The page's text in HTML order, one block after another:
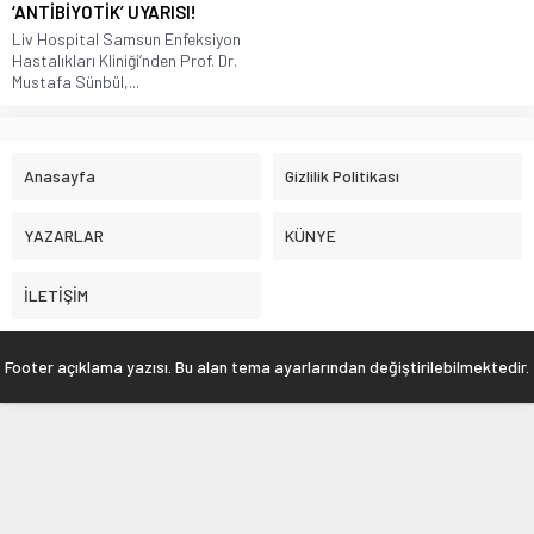
‘ANTİBİYOTİK’ UYARISI!
Liv Hospital Samsun Enfeksiyon
Hastalıkları Kliniği’nden Prof. Dr.
Mustafa Sünbül,...
Anasayfa Gizlilik Politikası
YAZARLAR KÜNYE
İLETİŞİM
Footer açıklama yazısı. Bu alan tema ayarlarından değiştirilebilmektedir.